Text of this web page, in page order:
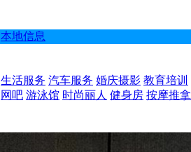
本地信息
生活服务 汽车服务 婚庆摄影 教育培训
网吧 游泳馆 时尚丽人 健身房 按摩推拿